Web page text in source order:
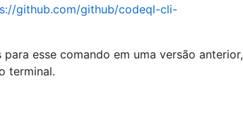
github.com/github/codeql-cli-
esse comando em uma versão anterior,
terminal.